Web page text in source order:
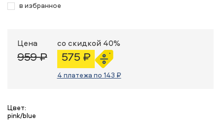
в избранное
Цена
959 ₽
со скидкой 40%
575 ₽
4 платежа по 143 ₽
Цвет:
pink/blue